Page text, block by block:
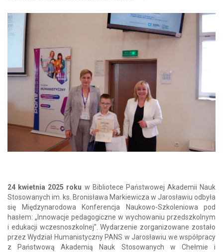
24 kwietnia 2025 roku w Bibliotece Państwowej Akademii Nauk
Stosowanych im. ks. Bronisława Markiewicza w Jarosławiu odbyła
się Międzynarodowa Konferencja Naukowo-Szkoleniowa pod
hasłem: „Innowacje pedagogiczne w wychowaniu przedszkolnym
i edukacji wczesnoszkolnej”. Wydarzenie zorganizowane zostało
przez Wydział Humanistyczny PANS w Jarosławiu we współpracy
z Państwową Akademią Nauk Stosowanych w Chełmie i